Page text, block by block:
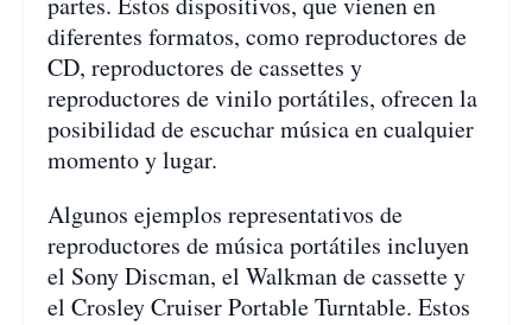
diferentes formatos, como reproductores de
CD, reproductores de cassettes y
reproductores de vinilo portátiles, ofrecen la
posibilidad de escuchar música en cualquier
momento y lugar.
Algunos ejemplos representativos de
reproductores de música portátiles incluyen
el Sony Discman, el Walkman de cassette y
el Crosley Cruiser Portable Turntable. Estos